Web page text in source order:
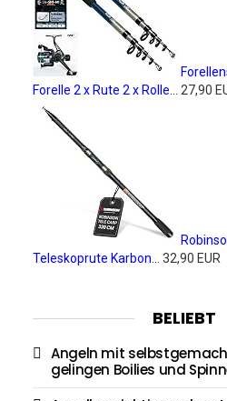
Forelle 2 x Rute 2 x Rolle...
27,90
Teleskoprute Karbon...
32,90 EUR
BELIEBT
Angeln mit
gelingen Boilies und